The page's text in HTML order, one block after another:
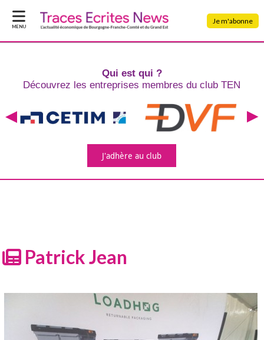
MENU
Je m'abonne
Qui est qui ?
Découvrez les entreprises membres du club TEN
J'adhèreau club
Patrick Jean